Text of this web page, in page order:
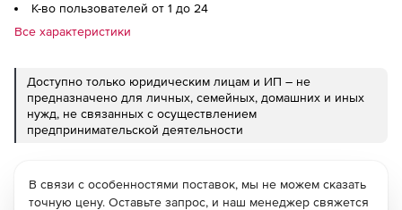
К-во пользователей от 1 до 24
Все характеристики
Доступно только юридическим лицам и ИП – не
предназначено для личных, семейных, домашних и иных
нужд, не связанных с осуществлением
предпринимательской деятельности
В связи с особенностями поставок, мы не можем сказать
точную цену. Оставьте запрос, и наш менеджер свяжется